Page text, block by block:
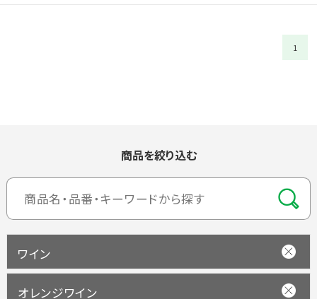
1
商品を絞り込む
ワイン
オレンジワイン